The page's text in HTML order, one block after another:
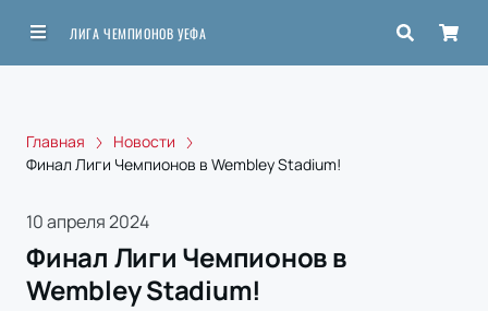
ЛИГА ЧЕМПИОНОВ УЕФА
Главная
Новости
Финал Лиги Чемпионов в Wembley Stadium!
10 апреля 2024
Финал Лиги Чемпионов в
Wembley Stadium!